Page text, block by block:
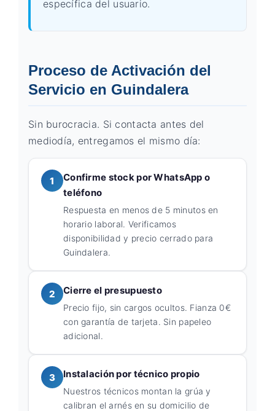
específica del usuario.
Proceso de Activación del
Servicio en Guindalera
Sin burocracia. Si contacta antes del
mediodía, entregamos el mismo día:
1
Confirme stock por WhatsApp o
teléfono
Respuesta en menos de 5 minutos en
horario laboral. Verificamos
disponibilidad y precio cerrado para
Guindalera.
2 Cierre el presupuesto
Precio fijo, sin cargos ocultos. Fianza 0€
con garantía de tarjeta. Sin papeleo
adicional.
3 Instalación por técnico propio
Nuestros técnicos montan la grúa y
calibran el arnés en su domicilio de